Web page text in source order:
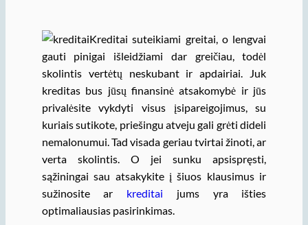
Kreditai suteikiami greitai, o lengvai
gauti pinigai išleidžiami dar greičiau, todėl
skolintis vertėtų neskubant ir apdairiai. Juk
kreditas bus jūsų finansinė atsakomybė ir jūs
privalėsite vykdyti visus įsipareigojimus, su
kuriais sutikote, priešingu atveju gali grėti dideli
nemalonumui. Tad visada geriau tvirtai žinoti, ar
verta skolintis. O jei sunku apsispręsti,
sąžiningai sau atsakykite į šiuos klausimus ir
sužinosite ar kreditai jums yra išties
optimaliausias pasirinkimas.